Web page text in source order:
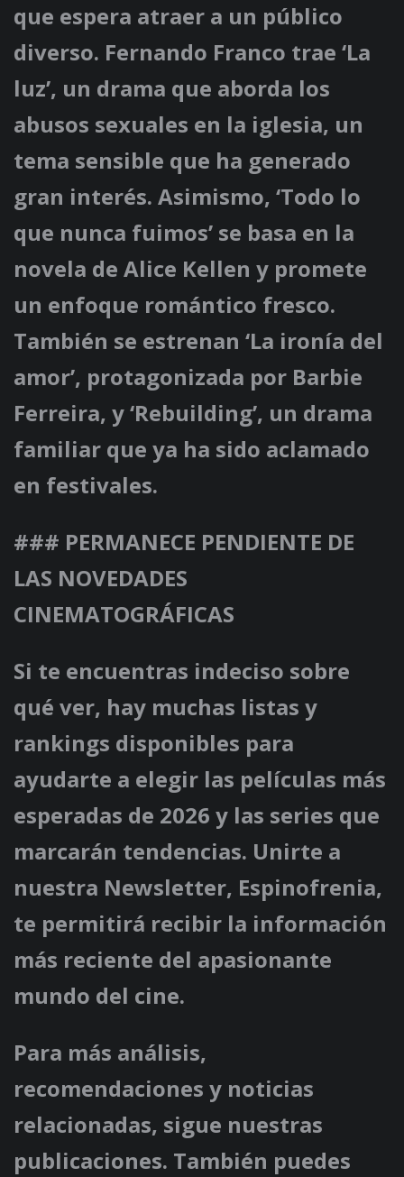
que espera atraer a un público
diverso. Fernando Franco trae ‘La
luz’, un drama que aborda los
abusos sexuales en la iglesia, un
tema sensible que ha generado
gran interés. Asimismo, ‘Todo lo
que nunca fuimos’ se basa en la
novela de Alice Kellen y promete
un enfoque romántico fresco.
También se estrenan ‘La ironía del
amor’, protagonizada por Barbie
Ferreira, y ‘Rebuilding’, un drama
familiar que ya ha sido aclamado
en festivales.
### PERMANECE PENDIENTE DE
LAS NOVEDADES
CINEMATOGRÁFICAS
Si te encuentras indeciso sobre
qué ver, hay muchas listas y
rankings disponibles para
ayudarte a elegir las películas más
esperadas de 2026 y las series que
marcarán tendencias. Unirte a
nuestra Newsletter, Espinofrenia,
te permitirá recibir la información
más reciente del apasionante
mundo del cine.
Para más análisis,
recomendaciones y noticias
relacionadas, sigue nuestras
publicaciones. También puedes